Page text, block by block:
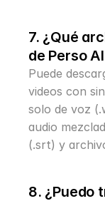
7. ¿Qué
de Perso
Puede
videos con
solo de voz
audio
(.srt) y
8. ¿Puedo